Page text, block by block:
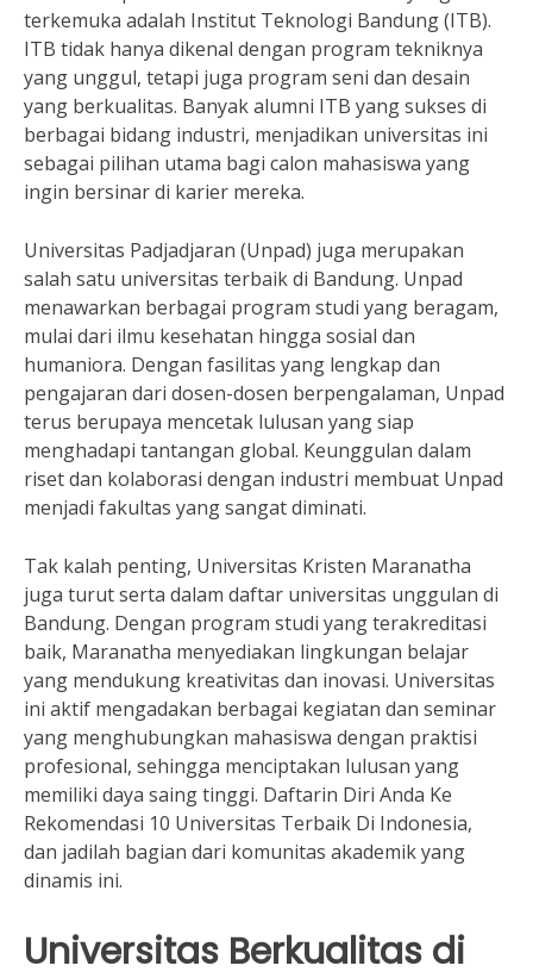
terkemuka adalah Institut Teknologi Bandung (ITB).
ITB tidak hanya dikenal dengan program tekniknya
yang unggul, tetapi juga program seni dan desain
yang berkualitas. Banyak alumni ITB yang sukses di
berbagai bidang industri, menjadikan universitas ini
sebagai pilihan utama bagi calon mahasiswa yang
ingin bersinar di karier mereka.
Universitas Padjadjaran (Unpad) juga merupakan
salah satu universitas terbaik di Bandung. Unpad
menawarkan berbagai program studi yang beragam,
mulai dari ilmu kesehatan hingga sosial dan
humaniora. Dengan fasilitas yang lengkap dan
pengajaran dari dosen-dosen berpengalaman, Unpad
terus berupaya mencetak lulusan yang siap
menghadapi tantangan global. Keunggulan dalam
riset dan kolaborasi dengan industri membuat Unpad
menjadi fakultas yang sangat diminati.
Tak kalah penting, Universitas Kristen Maranatha
juga turut serta dalam daftar universitas unggulan di
Bandung. Dengan program studi yang terakreditasi
baik, Maranatha menyediakan lingkungan belajar
yang mendukung kreativitas dan inovasi. Universitas
ini aktif mengadakan berbagai kegiatan dan seminar
yang menghubungkan mahasiswa dengan praktisi
profesional, sehingga menciptakan lulusan yang
memiliki daya saing tinggi. Daftarin Diri Anda Ke
Rekomendasi 10 Universitas Terbaik Di Indonesia,
dan jadilah bagian dari komunitas akademik yang
dinamis ini.
Universitas Berkualitas di